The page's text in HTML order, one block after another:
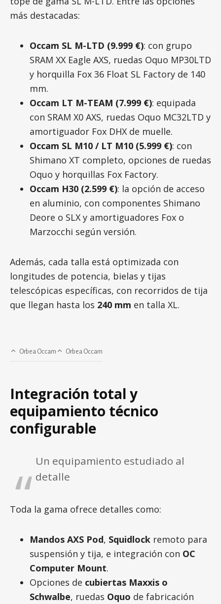
más destacadas:
Occam SL M-LTD (9.999 €): con grupo
SRAM XX Eagle AXS, ruedas Oquo MP30LTD
y horquilla Fox 36 Float SL Factory de 140
mm.
Occam LT M-TEAM (7.999 €): equipada
con SRAM X0 AXS, ruedas Oquo MC32LTD y
amortiguador Fox DHX de muelle.
Occam SL M10 / LT M10 (5.999 €): con
Shimano XT completo, opciones de ruedas
Oquo y horquillas Fox Factory.
Occam H30 (2.599 €): la opción de acceso
en aluminio, con componentes Shimano
Deore o SLX y amortiguadores Fox o
Marzocchi según versión.
Además, cada talla está optimizada con
longitudes de potencia, bielas y tijas
telescópicas específicas, con recorridos de tija
que llegan hasta los 240 mm en talla XL.
Orbea Occam Orbea Occam
Integración total y
equipamiento técnico
configurable
Un equipamiento estudiado al
detalle
Toda la gama ofrece detalles como:
Mandos AXS Pod, Squidlock remoto para
suspensión y tija, e integración con OC
Computer Mount.
Opciones de cubiertas Maxxis o
Schwalbe, ruedas Oquo de fabricación